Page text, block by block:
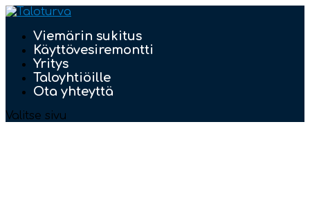
Viemärin sukitus
Käyttövesiremontti
Yritys
Taloyhtiöille
Ota yhteyttä
Valitse sivu